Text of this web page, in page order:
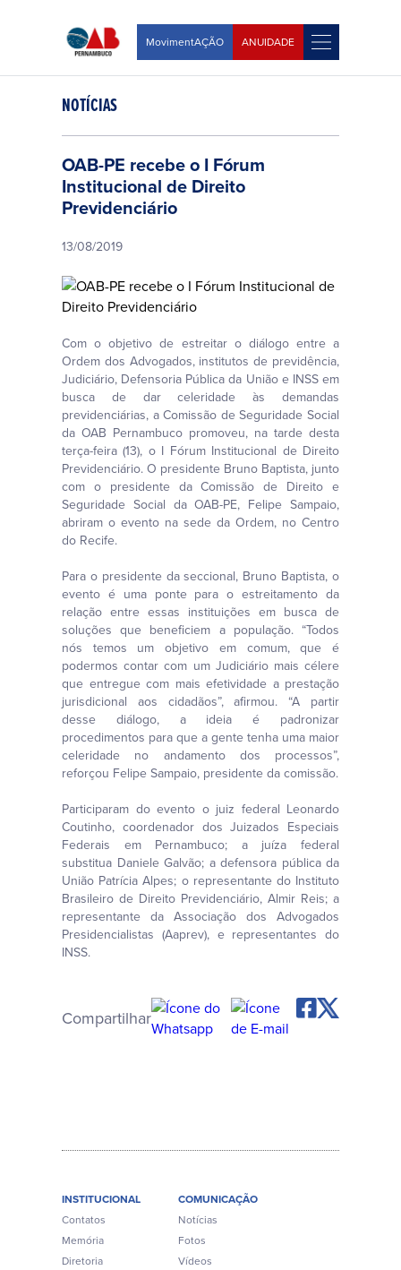
MovimentAÇÃO ANUIDADE
NOTÍCIAS
OAB-PE recebe o I Fórum
Institucional de Direito
Previdenciário
13/08/2019
Com o objetivo de estreitar o diálogo entre a
Ordem dos Advogados, institutos de previdência,
Judiciário, Defensoria Pública da União e INSS em
busca de dar celeridade às demandas
previdenciárias, a Comissão de Seguridade Social
da OAB Pernambuco promoveu, na tarde desta
terça-feira (13), o I Fórum Institucional de Direito
Previdenciário. O presidente Bruno Baptista, junto
com o presidente da Comissão de Direito e
Seguridade Social da OAB-PE, Felipe Sampaio,
abriram o evento na sede da Ordem, no Centro
do Recife.
Para o presidente da seccional, Bruno Baptista, o
evento é uma ponte para o estreitamento da
relação entre essas instituições em busca de
soluções que beneficiem a população. “Todos
nós temos um objetivo em comum, que é
podermos contar com um Judiciário mais célere
que entregue com mais efetividade a prestação
jurisdicional aos cidadãos”, afirmou. “A partir
desse diálogo, a ideia é padronizar
procedimentos para que a gente tenha uma maior
celeridade no andamento dos processos”,
reforçou Felipe Sampaio, presidente da comissão.
Participaram do evento o juiz federal Leonardo
Coutinho, coordenador dos Juizados Especiais
Federais em Pernambuco; a juíza federal
substitua Daniele Galvão; a defensora pública da
União Patrícia Alpes; o representante do Instituto
Brasileiro de Direito Previdenciário, Almir Reis; a
representante da Associação dos Advogados
Presidencialistas (Aaprev), e representantes do
INSS.
Compartilhar
INSTITUCIONAL
Contatos
Memória
Diretoria
COMUNICAÇÃO
Notícias
Fotos
Vídeos